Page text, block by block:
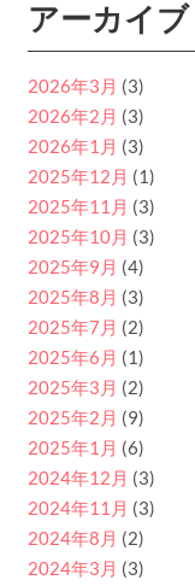
アーカイブ
2026年3月 (3)
2026年2月 (3)
2026年1月 (3)
2025年12月 (1)
2025年11月 (3)
2025年10月 (3)
2025年9月 (4)
2025年8月 (3)
2025年7月 (2)
2025年6月 (1)
2025年3月 (2)
2025年2月 (9)
2025年1月 (6)
2024年12月 (3)
2024年11月 (3)
2024年8月 (2)
2024年3月 (3)